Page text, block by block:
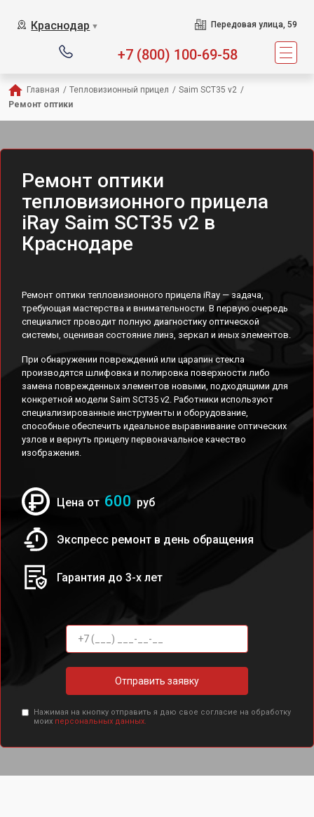
Краснодар ▼ Передовая улица, 59
+7 (800) 100-69-58
Главная / Тепловизионный прицел / Saim SCT35 v2 /
Ремонт оптики
Ремонт оптики
тепловизионного прицела
iRay Saim SCT35 v2 в
Краснодаре
Ремонт оптики тепловизионного прицела iRay — задача,
требующая мастерства и внимательности. В первую очередь
специалист проводит полную диагностику оптической
системы, оценивая состояние линз, зеркал и иных элементов.
При обнаружении повреждений или царапин стекла
производятся шлифовка и полировка поверхности либо
замена поврежденных элементов новыми, подходящими для
конкретной модели Saim SCT35 v2. Работники используют
специализированные инструменты и оборудование,
способные обеспечить идеальное выравнивание оптических
узлов и вернуть прицелу первоначальное качество
изображения.
Цена от 600 руб
Экспресс ремонт в день обращения
Гарантия до 3-х лет
Отправить заявку
Нажимая на кнопку отправить я даю свое согласие на обработку
моих персональных данных.